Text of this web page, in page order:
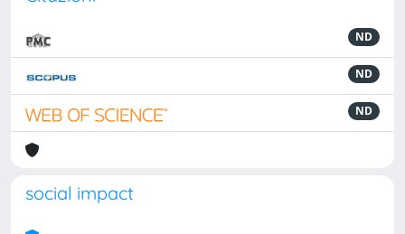
ND
ND
ND
social impact